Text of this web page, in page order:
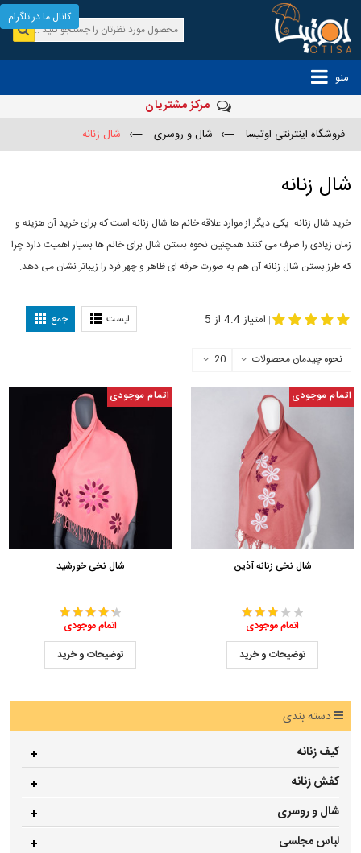
منو
مرکز مشتریان
فروشگاه اینترنتی اوتیسا —› شال و روسری —› شال زنانه
شال زنانه
خرید شال زنانه. یکی دیگر از موارد علاقه خانم ها شال زنانه است که برای خرید آن هزینه و
زمان زیادی را صرف می کنند همچنین نحوه بستن شال برای خانم ها بسیار اهمیت دارد چرا
که طرز بستن شال زنانه آن هم به صورت حرفه ای ظاهر و چهر فرد را زیباتر نشان می دهد.
لیست جمع | امتیاز 4.4 از 5
نحوه چیدمان محصولات 20
اتمام موجودی
شال نخی زنانه آذین
اتمام موجودی
توضیحات و خرید
اتمام موجودی
شال نخی خورشید
اتمام موجودی
توضیحات و خرید
دسته بندی
کیف زنانه
کفش زنانه
شال و روسری
لباس مجلسی
کانال ما در تلگرام